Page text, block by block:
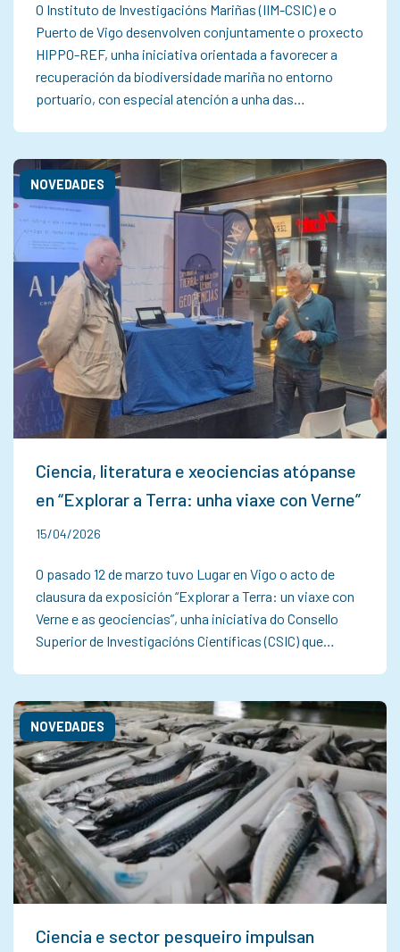
O Instituto de Investigacións Mariñas (IIM-CSIC) e o
Puerto de Vigo desenvolven conjuntamente o proxecto
HIPPO-REF, unha iniciativa orientada a favorecer a
recuperación da biodiversidade mariña no entorno
portuario, con especial atención a unha das…
Ciencia, literatura e xeociencias atópanse
en “Explorar a Terra: unha viaxe con Verne”
NOVEDADES
15/04/2026
O pasado 12 de marzo tuvo Lugar en Vigo o acto de
clausura da exposición “Explorar a Terra: un viaxe con
Verne e as geociencias”, unha iniciativa do Consello
Superior de Investigacións Científicas (CSIC) que…
Ciencia e sector pesqueiro impulsan
NOVEDADES